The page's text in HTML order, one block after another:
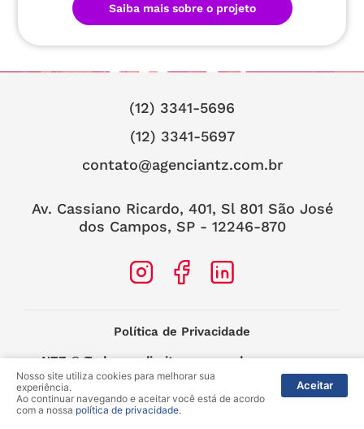
Saiba mais sobre o projeto
(12) 3341-5696
(12) 3341-5697
contato@agenciantz.com.br
Av. Cassiano Ricardo, 401, Sl 801 São José
dos Campos, SP - 12246-870
Política de Privacidade
NTZ© Todos os direitos reservados.
2025 –MIDIASIM Criação e Soluções
Web
Nosso site utiliza cookies para melhorar sua
experiência.
Ao continuar navegando e aceitar você está de acordo
com a nossa política de privacidade.
Aceitar